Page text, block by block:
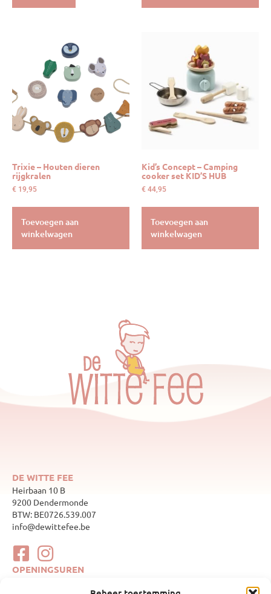
Trixie – Houten dieren
rijgkralen
€ 19,95
Toevoegen aan
winkelwagen
Kid’s Concept – Camping
cooker set KID’S HUB
€ 44,95
Toevoegen aan
winkelwagen
DE WITTE FEE
Heirbaan 10 B
9200 Dendermonde
BTW: BE0726.539.007
info@dewittefee.be
OPENINGSUREN